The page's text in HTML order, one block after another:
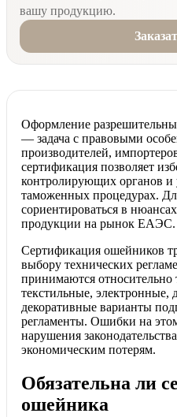
вашу продукцию.
Оформление
— задача с правовыми
производителей,
сертификация позволяет
контролирующих органов
таможенных процедурах.
сориентироваться в
продукции на рынок ЕАЭС.
Сертификация ошейников
выбору технических
принимаются относительно
текстильные, электронные,
декоративные варианты
регламенты. Ошибки на
нарушения
экономическим потерям.
Обязательна ли
ошейника